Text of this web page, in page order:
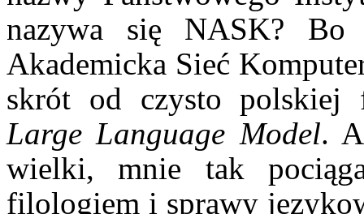
nazywa się NASK?
Akademicka Sieć
skrót od czysto
Large Language Model.
wielki, mnie tak
filologiem i sprawy